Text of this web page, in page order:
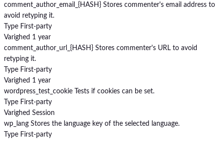
comment_author_email_{HASH} Stores commenter's email address to
avoid retyping it.
Type First-party
Varighed 1 year
comment_author_url_{HASH} Stores commenter's URL to avoid
retyping it.
Type First-party
Varighed 1 year
wordpress_test_cookie
Tests if cookies can be set.
Type First-party
Varighed Session
wp_lang Stores the language key of the selected language.
Type First-party